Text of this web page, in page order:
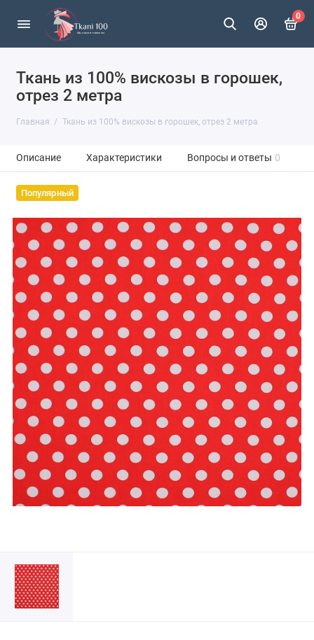
0
Ткань из 100% вискозы в горошек,
отрез 2 метра
Главная Ткань из 100% вискозы в горошек, отрез 2 метра
Описание Характеристики Вопросы и ответы 0
Популярный